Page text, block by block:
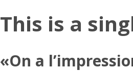
This is a
«On a